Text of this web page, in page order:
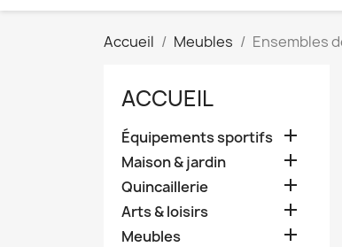
Accueil Meubles Ensembles
ACCUEIL
Équipements sportifs 
Maison & jardin 
Quincaillerie 
Arts & loisirs 
Meubles 